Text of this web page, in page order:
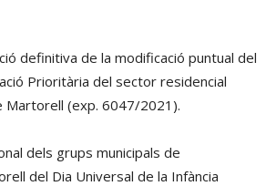
definitiva de la modificació puntual del
Prioritària del sector residencial
Martorell (exp. 6047/2021).
dels grups municipals de
del Dia Universal de la Infància